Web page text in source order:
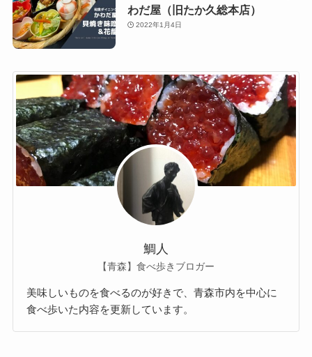
わだ屋（旧たか久総本店）
2022年1月4日
鯛人
【青森】食べ歩きブロガー
美味しいものを食べるのが好きで、青森市内を中心に
食べ歩いた内容を更新しています。